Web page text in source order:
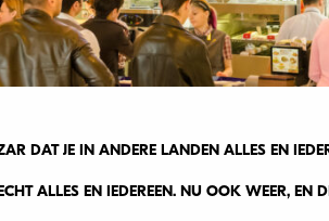
DAT JE IN ANDERE LANDEN ALLES EN
ALLES EN IEDEREEN. NU OOK WEER, EN